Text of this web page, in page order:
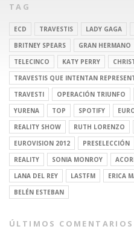
TAG
ECD TRAVESTIS LADY GAGA
BRITNEY SPEARS
GRAN HERMANO
TELECINCO
KATY PERRY
TRAVESTIS QUE INTENTAN
TRAVESTI
OPERACIÓN TRIUNFO
YURENA
TOP SPOTIFY
REALITY SHOW
RUTH LORENZO
EUROVISION 2012
PRESELECCIÓN
REALITY
SONIA MONROY
LANA DEL REY
LASTFM ERICA
BELÉN ESTEBAN
ÚLTIMOS COMENTARIOS